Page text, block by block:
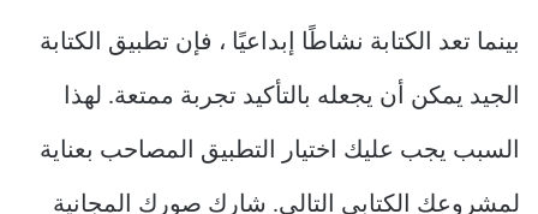
بينما تعد الكتابة نشاطًا إبداعيًا ، فإن تطبيق الكتابة
الجيد يمكن أن يجعله بالتأكيد تجربة ممتعة. لهذا
السبب يجب عليك اختيار التطبيق المصاحب بعناية
لمشروعك الكتابي التالي. شارك صورك المجانية